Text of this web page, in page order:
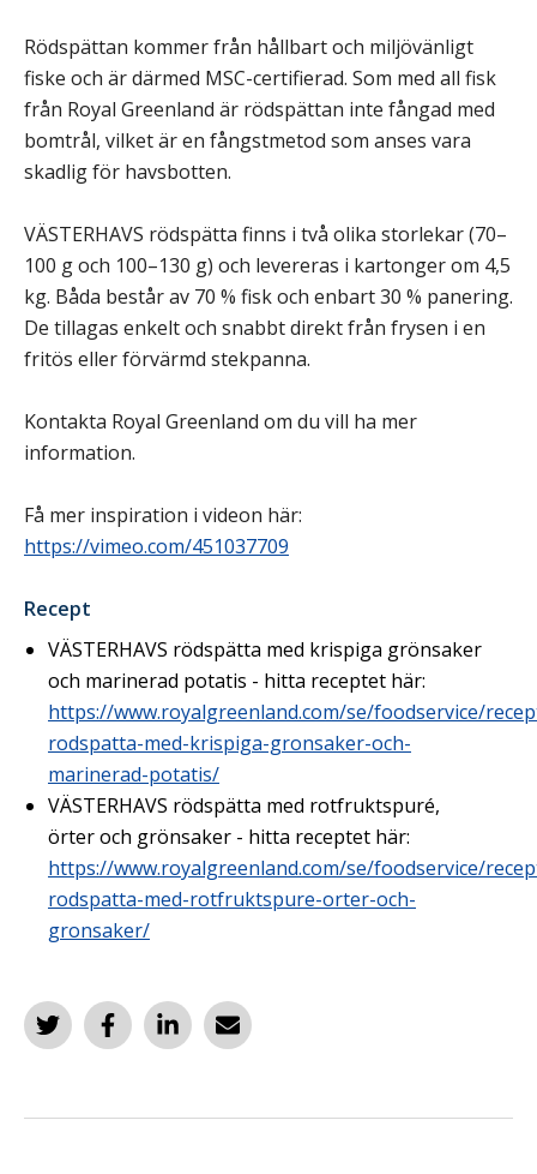
Rödspättan kommer från hållbart och miljövänligt
fiske och är därmed MSC-certifierad. Som med all fisk
från Royal Greenland är rödspättan inte fångad med
bomtrål, vilket är en fångstmetod som anses vara
skadlig för havsbotten.
VÄSTERHAVS rödspätta finns i två olika storlekar (70–
100 g och 100–130 g) och levereras i kartonger om 4,5
kg. Båda består av 70 % fisk och enbart 30 % panering.
De tillagas enkelt och snabbt direkt från frysen i en
fritös eller förvärmd stekpanna.
Kontakta Royal Greenland om du vill ha mer
information.
Få mer inspiration i videon här:
https://vimeo.com/451037709
Recept
VÄSTERHAVS rödspätta med krispiga grönsaker
och marinerad potatis - hitta receptet här:
https://www.royalgreenland.com/se/foodservice/
rodspatta-med-krispiga-gronsaker-och-
marinerad-potatis/
VÄSTERHAVS rödspätta med rotfruktspuré,
örter och grönsaker - hitta receptet här:
https://www.royalgreenland.com/se/foodservice/
rodspatta-med-rotfruktspure-orter-och-
gronsaker/